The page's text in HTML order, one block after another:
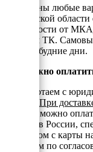
Возможны любые
Московской
удаленности от
тарифам ТК.
время в будние дни.
Как можно
Мы работаем с
При
области можно
регионов России,
переводом с карты
способом по